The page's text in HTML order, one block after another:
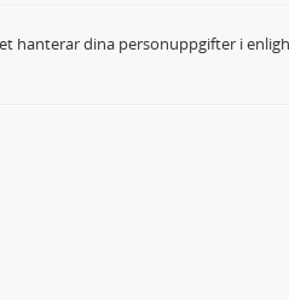
hanterar dina personuppgifter i